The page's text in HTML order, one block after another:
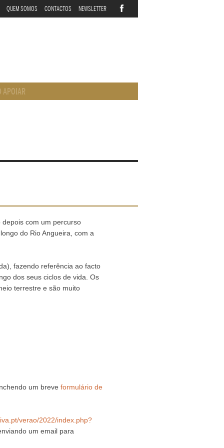
QUEM SOMOS CONTACTOS NEWSLETTER
APOIAR
com um percurso
do Rio Angueira, com a
fazendo referência ao facto
dos seus ciclos de vida. Os
terrestre e são muito
um breve formulário de
verao/2022/index.php?
um email para